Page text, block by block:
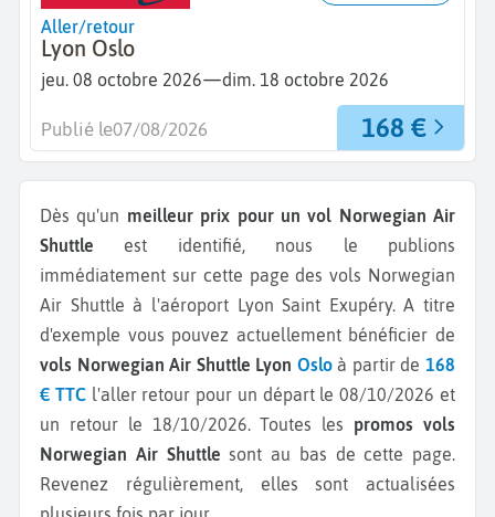
Aller/retour
Lyon Oslo
jeu. 08 octobre 2026—dim. 18 octobre 2026
168 €
Publié le07/08/2026
Dès qu'un meilleur prix pour un vol Norwegian Air
Shuttle est identifié, nous le publions
immédiatement sur cette page des vols Norwegian
Air Shuttle à l'aéroport Lyon Saint Exupéry.A titre
d'exemple vous pouvez actuellement bénéficier de
vols Norwegian Air Shuttle Lyon Oslo à partir de168
€ TTC l'aller retour pour un départ le 08/10/2026 et
un retour le 18/10/2026.Toutes les promos vols
Norwegian Air Shuttle sont au bas de cette page.
Revenez régulièrement, elles sont actualisées